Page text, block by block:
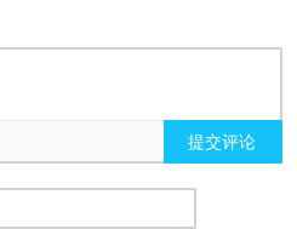
提交评论